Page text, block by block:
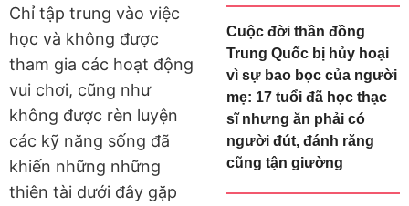
Cuộc đời thần đồng
Trung Quốc bị hủy hoại
vì sự bao bọc của người
mẹ: 17 tuổi đã học thạc
sĩ nhưng ăn phải có
người đút, đánh răng
cũng tận giường
Chỉ tập trung vào việc
học và không được
tham gia các hoạt động
vui chơi, cũng như
không được rèn luyện
các kỹ năng sống đã
khiến những những
thiên tài dưới đây gặp